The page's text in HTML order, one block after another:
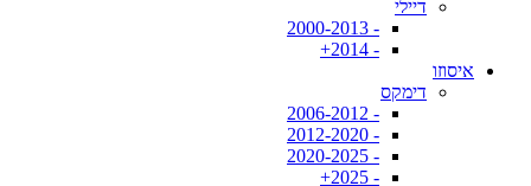
דיילי
- 2000-2013
- 2014+
איסוזו
דימקס
- 2006-2012
- 2012-2020
- 2020-2025
- 2025+